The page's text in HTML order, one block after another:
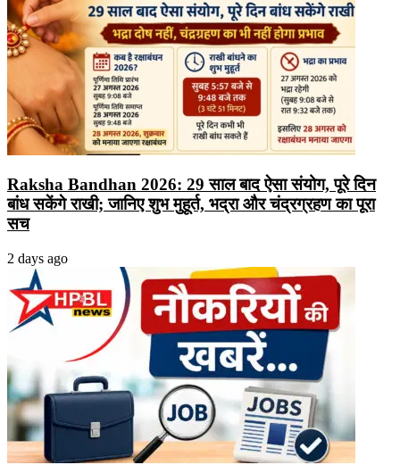
Raksha Bandhan 2026: 29 साल बाद ऐसा संयोग, पूरे दिन
बांध सकेंगे राखी; जानिए शुभ मुहूर्त, भद्रा और चंद्रग्रहण का पूरा
सच
2 days ago